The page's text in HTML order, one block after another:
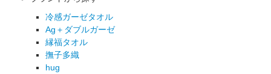
冷感ガーゼタオル
Ag＋ダブルガーゼ
縁福タオル
撫子多織
hug